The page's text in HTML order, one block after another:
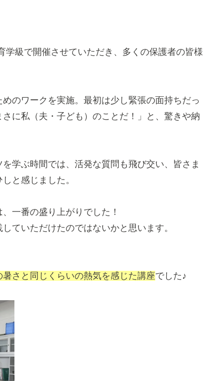
級で開催させていただき、多くの保護者の皆様
のワークを実施。最初は少し緊張の面持ちだっ
に私（夫・子ども）のことだ！」と、驚きや納
学ぶ時間では、活発な質問も飛び交い、皆さま
と感じました。
一番の盛り上がりでした！
ていただけたのではないかと思います。
暑さと同じくらいの熱気を感じた講座でした♪